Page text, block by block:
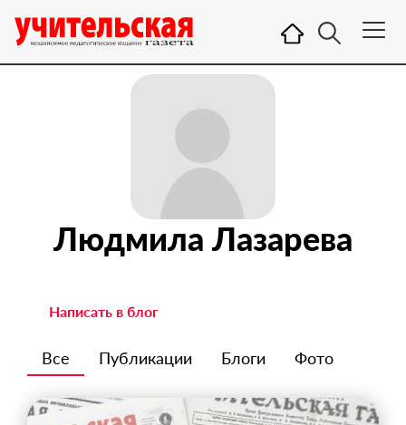
Людмила Лазарева
Написать в блог
Все Публикации Блоги Фото